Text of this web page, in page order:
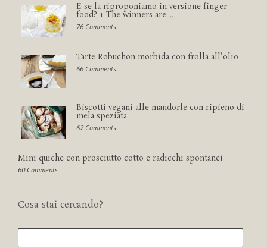
E se la riproponiamo in versione finger
food? + The winners are....
76 Comments
Tarte Robuchon morbida con frolla all'olio
66 Comments
Biscotti vegani alle mandorle con ripieno di
mela speziata
62 Comments
Mini quiche con prosciutto cotto e radicchi spontanei
60 Comments
Cosa stai cercando?